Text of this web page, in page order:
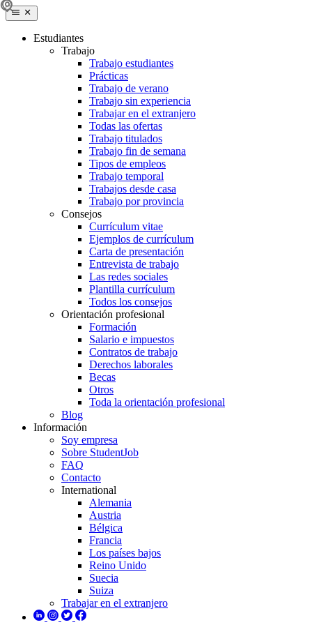
Estudiantes
Trabajo
Trabajo estudiantes
Prácticas
Trabajo de verano
Trabajo sin experiencia
Trabajar en el extranjero
Todas las ofertas
Trabajo titulados
Trabajo fin de semana
Tipos de empleos
Trabajo temporal
Trabajos desde casa
Trabajo por provincia
Consejos
Currículum vitae
Ejemplos de currículum
Carta de presentación
Entrevista de trabajo
Las redes sociales
Plantilla currículum
Todos los consejos
Orientación profesional
Formación
Salario e impuestos
Contratos de trabajo
Derechos laborales
Becas
Otros
Toda la orientación profesional
Blog
Información
Soy empresa
Sobre StudentJob
FAQ
Contacto
International
Alemania
Austria
Bélgica
Francia
Los países bajos
Reino Unido
Suecia
Suiza
Trabajar en el extranjero